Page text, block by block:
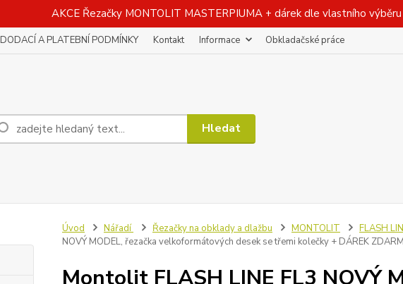
AKCE Řezačky MONTOLIT MASTERPIUMA + dárek dle vlastního
DODACÍ A PLATEBNÍ PODMÍNKY Kontakt Informace Obkladačské práce
Hledat
Úvod Nářadí Řezačky na obklady a dlažbu MONTOLIT FLASH
NOVÝ MODEL, řezačka velkoformátových desek se třemi kolečky + DÁREK
Montolit FLASH LINE FL3 NOVÝ